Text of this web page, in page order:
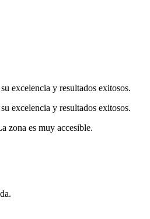
excelencia y resultados exitosos.
excelencia y resultados exitosos.
zona es muy accesible.